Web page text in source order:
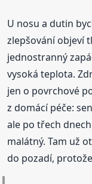
U nosu a dutin
zlepšování objeví
jednostranný
vysoká teplota.
jen o povrchové
z domácí péče:
ale po třech
malátný. Tam už
do pozadí,